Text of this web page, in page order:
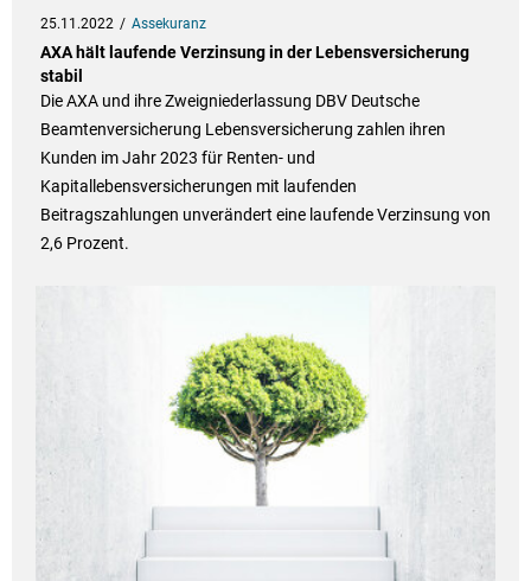
25.11.2022 Assekuranz
AXA hält laufende Verzinsung in der Lebensversicherung
stabil
Die AXA und ihre Zweigniederlassung DBV Deutsche
Beamtenversicherung Lebensversicherung zahlen ihren
Kunden im Jahr 2023 für Renten- und
Kapitallebensversicherungen mit laufenden
Beitragszahlungen unverändert eine laufende Verzinsung von
2,6 Prozent.